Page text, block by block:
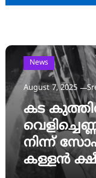
News
August 7, 2025
കട
നിന്ന്
കള്ളൻ